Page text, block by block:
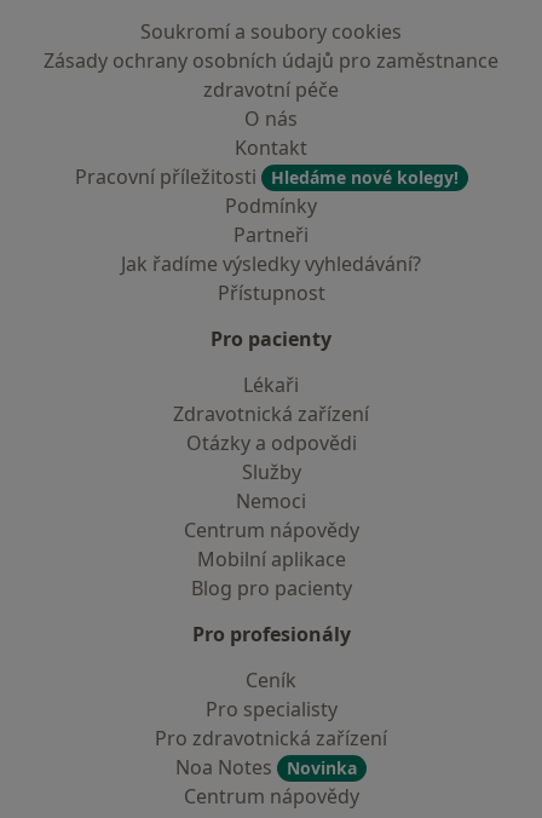
Soukromí a soubory cookies
Zásady ochrany osobních údajů pro zaměstnance
zdravotní péče
O nás
Kontakt
Pracovní příležitosti
Hledáme nové kolegy!
Podmínky
Partneři
Jak řadíme výsledky vyhledávání?
Přístupnost
Pro pacienty
Lékaři
Zdravotnická zařízení
Otázky a odpovědi
Služby
Nemoci
Centrum nápovědy
Mobilní aplikace
Blog pro pacienty
Pro profesionály
Ceník
Pro specialisty
Pro zdravotnická zařízení
Noa Notes
Novinka
Centrum nápovědy